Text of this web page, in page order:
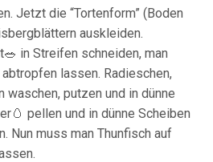
Jetzt die “Tortenform” (Boden
auskleiden.
in Streifen schneiden, man
lassen. Radieschen,
waschen, putzen und in dünne
pellen und in dünne Scheiben
Nun muss man Thunfisch auf